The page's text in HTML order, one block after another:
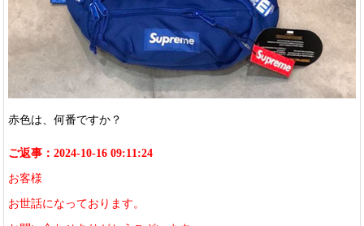
赤色は、何番ですか？
ご返事：2024-10-16 09:11:24
お客様
お世話になっております。